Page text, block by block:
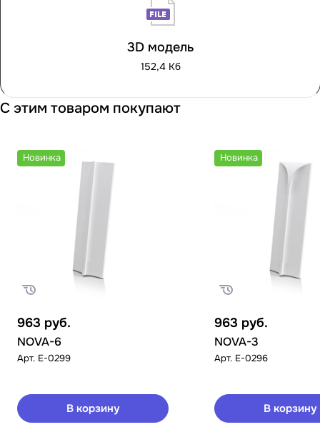
3D модель
152,4 Кб
С этим товаром покупают
Новинка
963 руб.
NOVA-6
Арт. E-0299
В корзину
Новинка
963 руб.
NOVA-3
Арт. E-0296
В корзину